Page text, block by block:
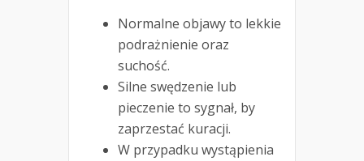
Normalne objawy to lekkie
podrażnienie oraz
suchość.
Silne swędzenie lub
pieczenie to sygnał, by
zaprzestać kuracji.
W przypadku wystąpienia